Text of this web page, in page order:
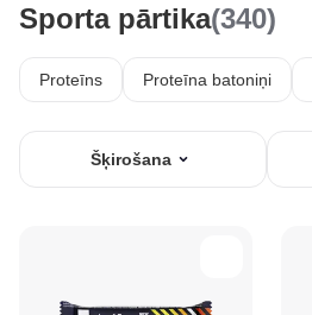
Sporta pārtika(340)
Proteīns Proteīna batoniņi
Šķirošana